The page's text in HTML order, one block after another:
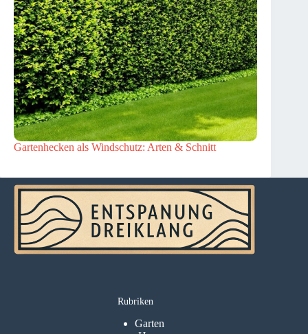
Gartenhecken als Windschutz: Arten & Schnitt
Rubriken
Garten